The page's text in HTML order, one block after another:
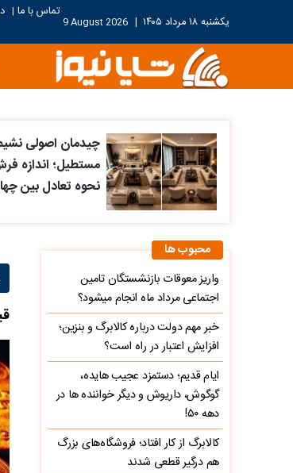
یکشنبه ۱۸ مرداد ۱۴۰۵ |
9 August 2026
تماس با ما |
چیدمان اصولی
مستطیل؛ اندازه
نحوه تعادل بین
محبوب ها
واریز معوقات بازنشستگان تامین
اجتماعی مرداد ماه انجام میشود؟
خبر مهم دولت درباره کالابرگ و بنزین؛
افزایش اعتبار در راه است؟
ایام قدیم؛ دستمزد عجیب هایده،
گوگوش، داریوش و دیگر خواننده ها در
دهه ۵۰!
کالابرگ از کار افتاد؛ فروشگاه‌های بزرگ
هم درگیر قطعی شدند